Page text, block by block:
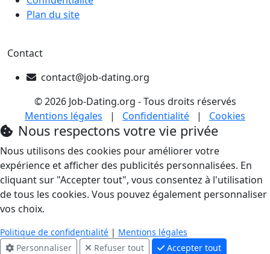
Plan du site
Contact
contact@job-dating.org
© 2026 Job-Dating.org - Tous droits réservés
Mentions légales
| Confidentialité | Cookies
Nous respectons votre vie privée
Nous utilisons des cookies pour améliorer votre
expérience et afficher des publicités personnalisées. En
cliquant sur "Accepter tout", vous consentez à l'utilisation
de tous les cookies. Vous pouvez également personnaliser
vos choix.
Politique de confidentialité | Mentions légales
Personnaliser
Refuser tout Accepter tout